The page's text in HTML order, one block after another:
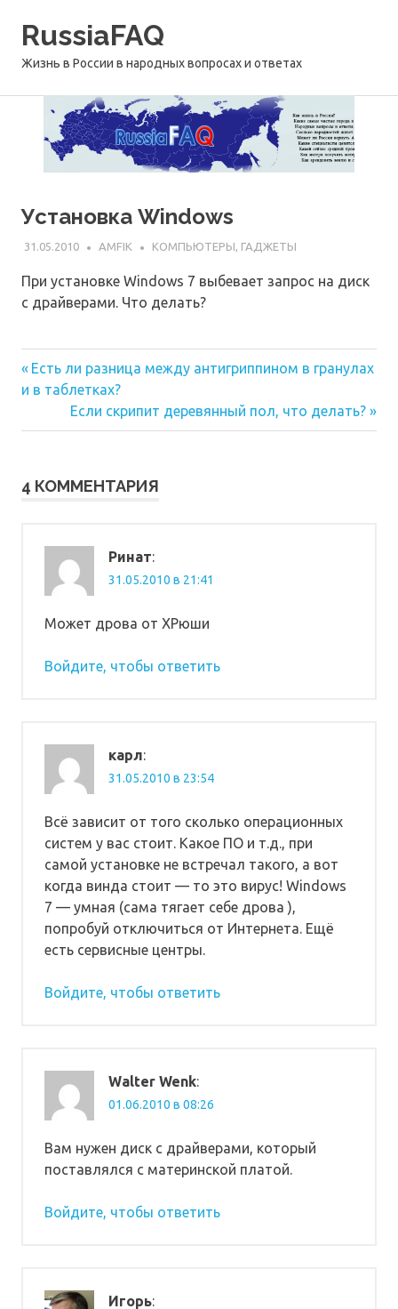
RussiaFAQ
Жизнь в России в народных вопросах и ответах
Установка Windows
31.05.2010 AMFIK КОМПЬЮТЕРЫ, ГАДЖЕТЫ
При установке Windows 7 выбевает запрос на диск
с драйверами. Что делать?
Навигация
записям
Предыдущая
запись:
Есть ли разница между антигриппином в гранулах
и в таблетках?
Следующая
запись:
Если скрипит деревянный пол, что делать?
4 КОММЕНТАРИЯ
Ринат:
31.05.2010 в 21:41
Может дрова от ХРюши
Войдите, чтобы ответить
карл:
31.05.2010 в 23:54
Всё зависит от того сколько операционных
систем у вас стоит. Какое ПО и т.д., при
самой установке не встречал такого, а вот
когда винда стоит — то это вирус! Windows
7 — умная (сама тягает себе дрова ),
попробуй отключиться от Интернета. Ещё
есть сервисные центры.
Войдите, чтобы ответить
Walter Wenk:
01.06.2010 в 08:26
Вам нужен диск с драйверами, который
поставлялся с материнской платой.
Войдите, чтобы ответить
Игорь: